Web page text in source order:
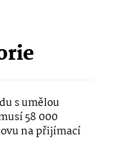
s umělou
58 000
na přijímací